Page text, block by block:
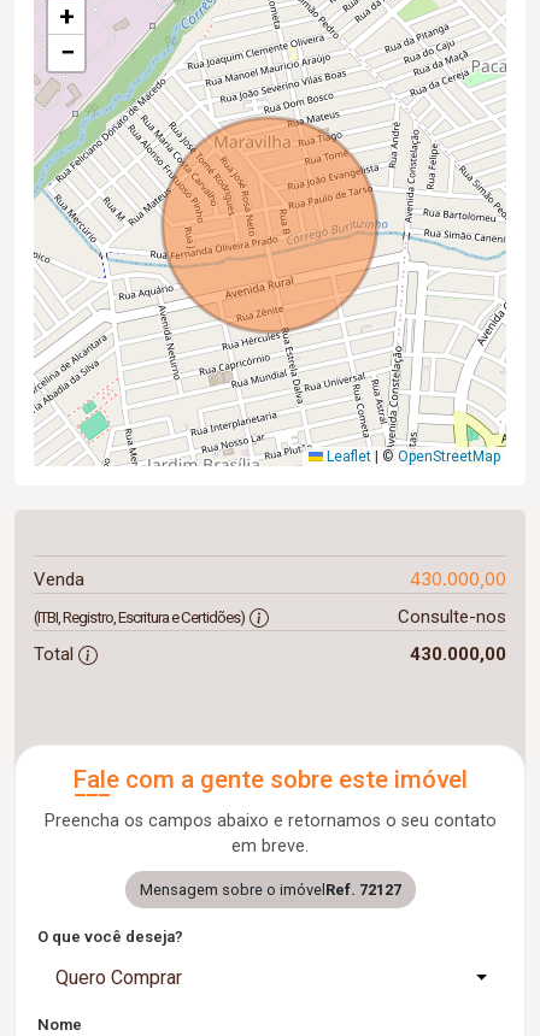
+
−
Leaflet © OpenStreetMap
Venda 430.000,00
(ITBI, Registro, Escritura e Certidões)
Consulte-nos
Total
430.000,00
Fale com a gente sobre este imóvel
Preencha os campos abaixo e retornamos o seu contato
em breve.
Mensagem sobre o imóvel Ref. 72127
O que você deseja?
Quero Comprar
Nome